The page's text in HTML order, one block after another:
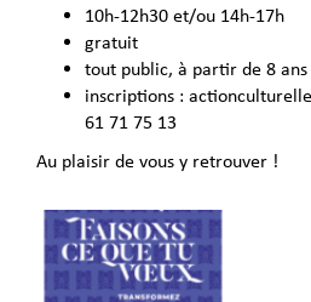
10h-12h30 et/ou 14h-17h
gratuit
tout public, à partir de 8 ans
inscriptions :
61 71 75 13
Au plaisir de vous y retrouver !